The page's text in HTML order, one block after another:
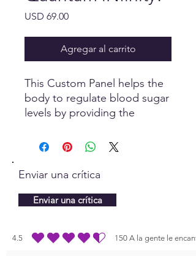
USD 69.00Precio
Agregar al carrito
This Custom Panel helps the
body to regulate blood sugar
levels by providing the
well as other items that
regulation of blood sugar
Enviar una crítica
Enviar una crítica
4.5 150 A la gente le
la calificación promedio es 4.5 de 5, basada en 150